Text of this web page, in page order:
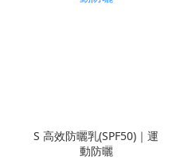
S 高效防曬乳(SPF50)｜運
動防曬